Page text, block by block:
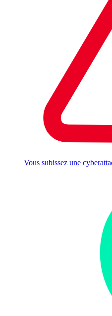
Vous subissez une